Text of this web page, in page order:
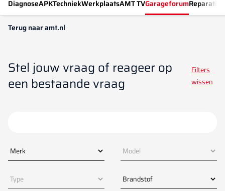
DiagnoseAPKTechniekWerkplaatsAMT TVGarageforum
Terug naar amt.nl
Stel jouw vraag of reageer op
een bestaande vraag
Filters
wissen
Extra filteropties